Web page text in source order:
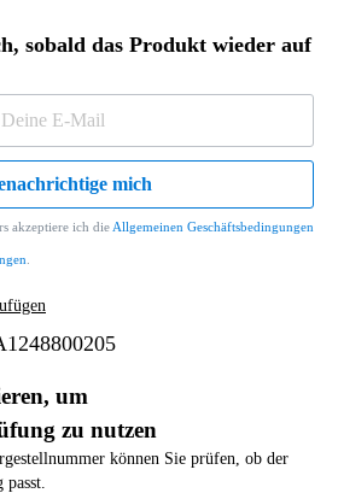
sobald das Produkt wieder auf
mich
akzeptiere ich die Allgemeinen Geschäftsbedingungen
um
zu nutzen
können Sie prüfen, ob der